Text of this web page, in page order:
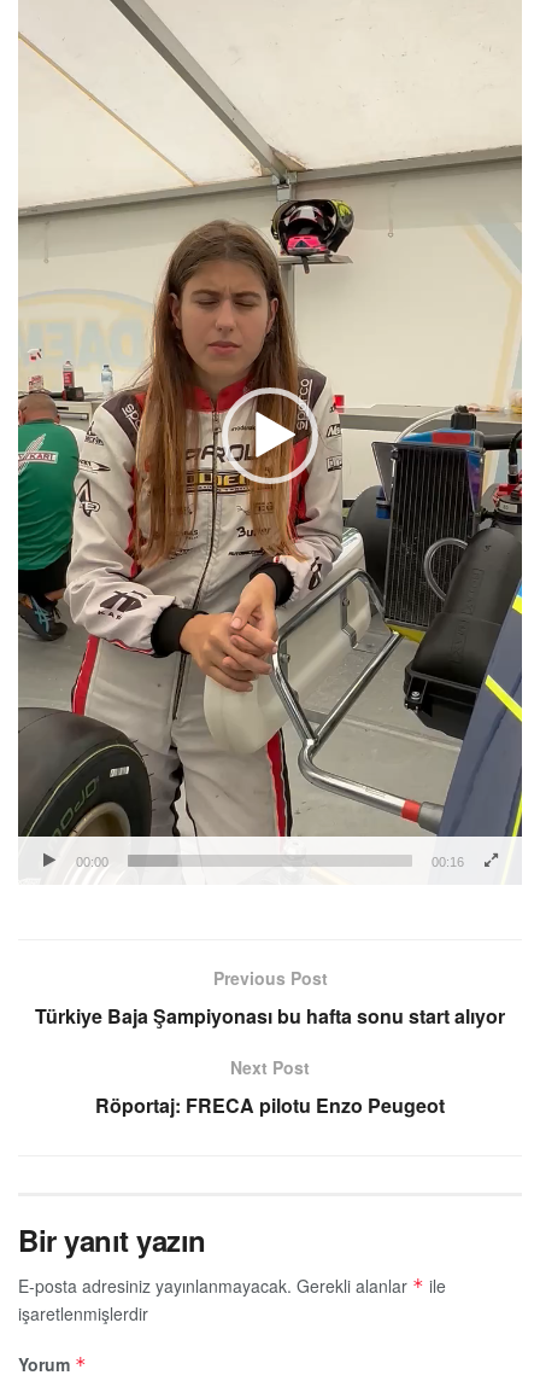
oynatıcı
00:00 00:16
Previous Post
Türkiye Baja Şampiyonası bu hafta sonu start alıyor
Next Post
Röportaj: FRECA pilotu Enzo Peugeot
Bir yanıt yazın
E-posta adresiniz yayınlanmayacak. Gerekli alanlar * ile
işaretlenmişlerdir
Yorum *